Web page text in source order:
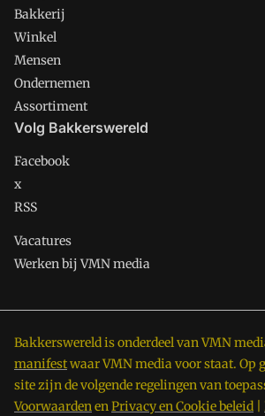
Bakkerij
Winkel
Mensen
Ondernemen
Assortiment
Volg Bakkerswereld
Facebook
x
RSS
Vacatures
Werken bij VMN media
Bakkerswereld is onderdeel van VMN
manifestwaar VMN media voor staat. Op
site zijn de volgende regelingen van
VoorwaardenenPrivacy en Cookie beleid